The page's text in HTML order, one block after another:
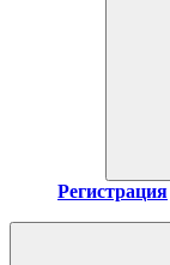
Регистрация